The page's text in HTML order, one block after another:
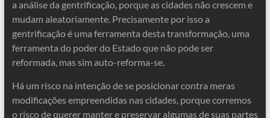
a análise da gentrificação, porque as cidades não crescem e
mudam aleatoriamente. Precisamente por isso a
gentrificação é uma ferramenta desta transformação, uma
ferramenta do poder do Estado que não pode ser
reformada, mas sim auto-reforma-se.
Há um risco na intenção de se posicionar contra meras
modificações empreendidas nas cidades, porque corremos
o risco de querer manter e preservar algumas de suas partes